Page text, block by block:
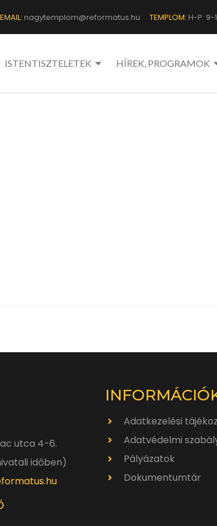
EMAIL: nagytemplom@reformatus.hu TEMPLOM: H-P: 9-
ISTENTISZTELETEK HÍREK, PROGRAMOK
utca 4-6.
időben)
Adatkezelési
Adatvédelmi
Pályázatok
Dokumentumtár